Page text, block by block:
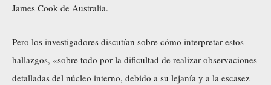
James Cook de Australia.
Pero los investigadores discutían sobre cómo interpretar estos
hallazgos, «sobre todo por la dificultad de realizar observaciones
detalladas del núcleo interno, debido a su lejanía y a la escasez